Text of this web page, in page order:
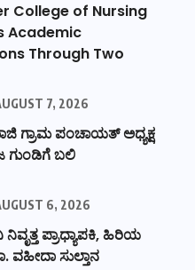
College of Nursing
Academic
Through Two
7, 2026
ಗ್ರಾಮ ಪಂಚಾಯತ್ ಅಧ್ಯಕ್ಷ
ಬಲಿ
6, 2026
ಪ್ರಾಧ್ಯಾಪಕಿ, ಹಿರಿಯ
ವಹೀದಾ ಸುಲ್ತಾನ